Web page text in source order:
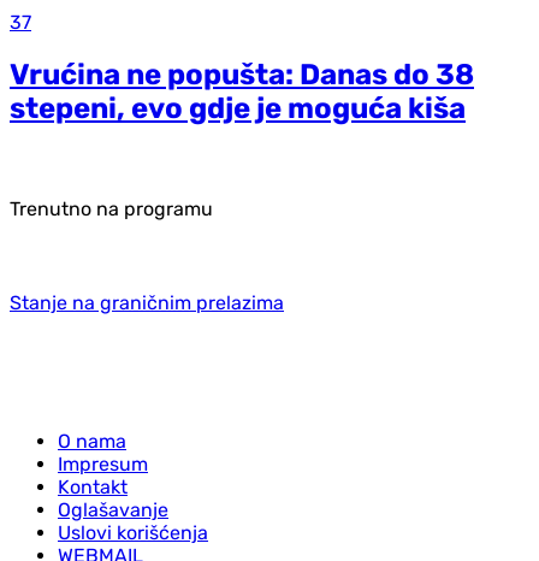
37
Vrućina ne popušta: Danas do 38
stepeni, evo gdje je moguća kiša
Trenutno na programu
Stanje na graničnim prelazima
O nama
Impresum
Kontakt
Oglašavanje
Uslovi korišćenja
WEBMAIL